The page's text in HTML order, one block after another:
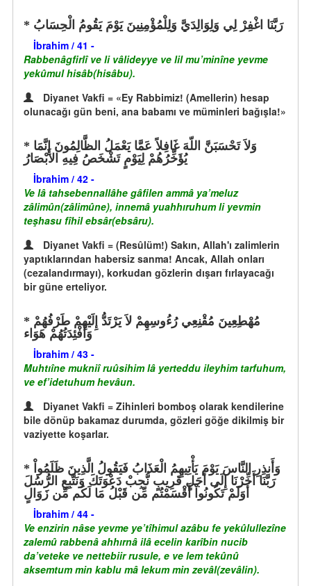
رَبَّنَا اغْفِرْ لِي وَلِوَالِدَيَّ وَلِلْمُؤْمِنِينَ يَوْمَ يَقُومُ الْحِسَابُ
İbrahim / 41 -
Rabbenâgfirlî ve li vâlideyye ve lil mu’minîne yevme
yekûmul hisâb(hisâbu).
Diyanet Vakfi = «Ey Rabbimiz! (Amellerin) hesap
olunacağı gün beni, ana babamı ve müminleri bağışla!»
يُؤَخِّرُهُمْ لِيَوْمٍ تَشْخَصُ فِيهِ الأَبْصَارُ
İbrahim / 42 -
Ve lâ tahsebennallâhe gâfilen ammâ ya’meluz
zâlimûn(zâlimûne), innemâ yuahhıruhum li yevmin
teşhasu fîhil ebsâr(ebsâru).
Diyanet Vakfi = (Resûlüm!) Sakın, Allah'ı zalimlerin
yaptıklarından habersiz sanma! Ancak, Allah onları
(cezalandırmayı), korkudan gözlerin dışarı fırlayacağı
bir güne erteliyor.
وَأَفْئِدَتُهُمْ هَوَاء
İbrahim / 43 -
Muhtıîne mukniî ruûsihim lâ yerteddu ileyhim tarfuhum,
ve ef’idetuhum hevâun.
Diyanet Vakfi = Zihinleri bomboş olarak kendilerine
bile dönüp bakamaz durumda, gözleri göğe dikilmiş bir
vaziyette koşarlar.
رَبَّنَا أَخِّرْنَا إِلَى أَجَلٍ قَرِيبٍ نُّجِبْ دَعْوَتَكَ وَنَتَّبِعِ الرُّسُلَ
أَوَلَمْ تَكُونُواْ أَقْسَمْتُم مِّن قَبْلُ مَا لَكُم مِّن زَوَالٍ
İbrahim / 44 -
Ve enzirin nâse yevme ye’tîhimul azâbu fe yekûlullezîne
zalemû rabbenâ ahhırnâ ilâ ecelin karîbin nucib
da’veteke ve nettebiir rusule, e ve lem tekûnû
aksemtum min kablu mâ lekum min zevâl(zevâlin).